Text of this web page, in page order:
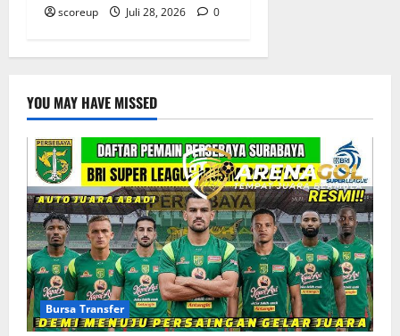
scoreup Juli 28, 2026 0
YOU MAY HAVE MISSED
Bursa Transfer